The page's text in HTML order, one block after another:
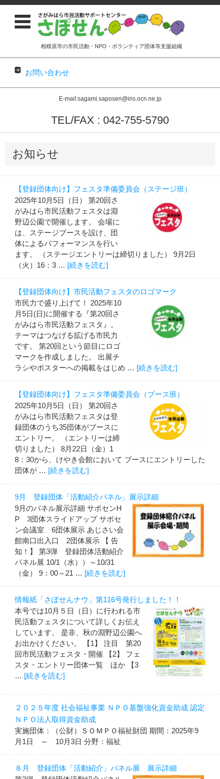
相模原市の市民活動・NPO・ボランティア団体等支援組織
お問い合わせ
E-mail:sagami.saposen@iris.ocn.ne.jp
TEL/FAX : 042-755-5790
コンテンツに移動
お知らせ
【登録団体向け】フェスタ準備委員会（ステージ班）
2025年10月5日（日） 第20回さ
がみはら市民活動フェスタは淵
野辺公園で開催します。 会場に
は、ステージブースを設け、団
体によるパフォーマンスを行い
ます。 （ステージエントリーは締切りました） 9月2日
（火）16：3 … [続きを読む]
【登録団体向け】市民活動フェスタのロゴマーク
市民力で盛り上げて！ 2025年10
月5日(日)に開催する『第20回さ
がみはら市民活動フェスタ』。
テーマはつなげる拡げる市民力
です。 第20回という節目にロゴ
マークを作成しました。 出展チ
ラシやポスターへの掲載をはじめ … [続きを読む]
【登録団体向け】フェスタ準備委員会（ブース班）
2025年10月5日（日） 第20回さ
がみはら市民活動フェスタは登
録団体のうち35団体がブースに
エントリー。 （エントリーは締
切りました） 8月22日（金）1
8：30から、けやき会館において ブースにエントリーした
団体が … [続きを読む]
9月 登録団体「活動紹介パネル」展示詳細
9月のパネル展示詳細 サポセンH
P 3団体スライドアップ サポセ
ン会議室 6団体展示 あじさい会
館南口出入口 2団体展示 【 告
知！】 第3弾 登録団体活動紹介
パネル展 10/1（水））～10/31
（金） 9：00～21 … [続きを読む]
情報紙「さぽせんナウ」第116号発行しました！！
本号では10月５日（日）に行われる市
民活動フェスタについて詳しくお伝え
しています。 是非、秋の淵野辺公園へ
お出かけください。 【1】 注目 第20
回市民活動フェスタ・開催 【2】 フェ
スタ・エントリー団体一覧 ほか 【3
… [続きを読む]
２０２５年度 社会福祉事業 ＮＰＯ基盤強化資金助成 認定
ＮＰＯ法人取得資金助成
実施団体：（公財）ＳＯＭＰＯ福祉財団 期間：2025年9
月1日 ～ 10月3日 分野：福祉
８月 登録団体「活動紹介」パネル展 展示詳細